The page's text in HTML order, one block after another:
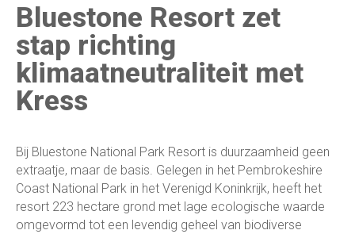
Bluestone Resort zet
stap richting
klimaatneutraliteit met
Kress
Bij Bluestone National Park Resort is duurzaamheid geen
extraatje, maar de basis. Gelegen in het Pembrokeshire
Coast National Park in het Verenigd Koninkrijk, heeft het
resort 223 hectare grond met lage ecologische waarde
omgevormd tot een levendig geheel van biodiverse